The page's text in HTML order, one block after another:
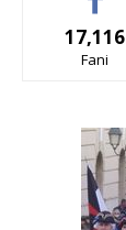
17,116
Fani